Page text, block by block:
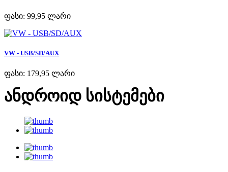
ფასი: 99,95 ლარი
VW - USB/SD/AUX
ფასი: 179,95 ლარი
ანდროიდ სისტემები